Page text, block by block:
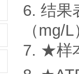
6. 结果
（mg/
7. ★样